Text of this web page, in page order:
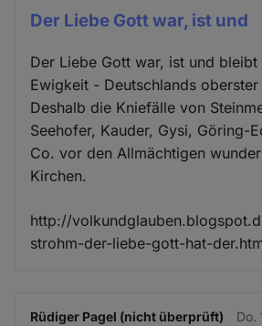
Der Liebe Gott war, ist und
Der Liebe Gott war, ist und
Ewigkeit - Deutschlands oberster
Deshalb die Kniefälle von
Seehofer, Kauder, Gysi, Göring-
Co. vor den Allmächtigen
Kirchen.
http://
strohm-der-liebe-gott-hat-
Rüdiger Pagel (nicht überprüft) Do.